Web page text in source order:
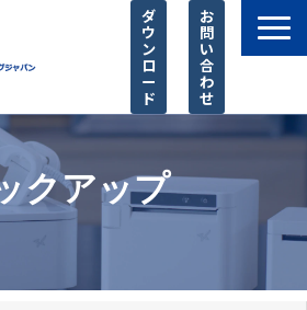
ダ
ウ
ン
ロ
ー
ド
お
問
い
合
わ
せ
製品一覧
様に選ばれる理由
様 支援サービス
お知らせ
クアップ